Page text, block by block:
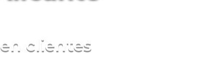
clientes